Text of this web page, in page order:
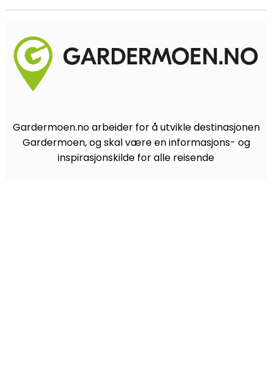
Gardermoen.no arbeider for å utvikle destinasjonen
Gardermoen, og skal være en informasjons- og
inspirasjonskilde for alle reisende